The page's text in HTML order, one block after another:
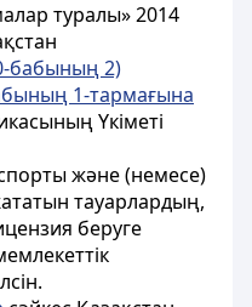
туралы» 2014
бабының 2)
1-тармағына
Үкіметі
және (немесе)
тауарлардың,
беруге